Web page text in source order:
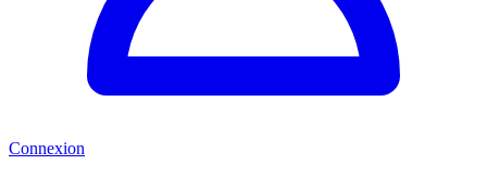
Connexion